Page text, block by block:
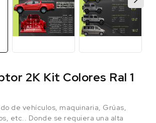
2K Kit Colores Ral 1
de vehículos, maquinaria, Grúas,
etc.. Donde se requiera una alta